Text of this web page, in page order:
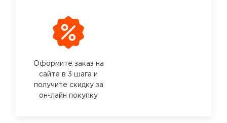
Оформите заказ на
сайте в 3 шага и
получите скидку за
он-лайн покупку